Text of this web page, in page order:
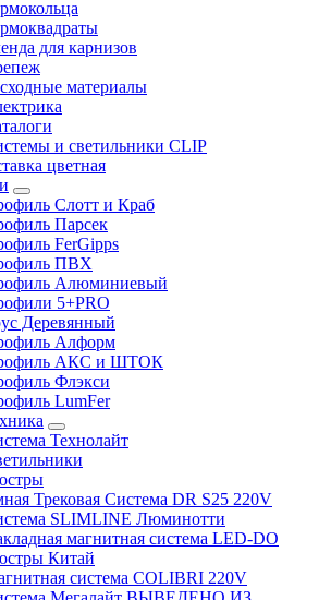
для карнизов
материалы
и светильники CLIP
цветная
Слотт и Краб
Парсек
FerGipps
ПВХ
Алюминиевый
5+PRO
Деревянный
Алформ
АКС и ШТОК
Флэкси
LumFer
Технолайт
Трековая Система DR S25 220V
SLIMLINE Люминотти
магнитная система LED-DO
Китай
система COLIBRI 220V